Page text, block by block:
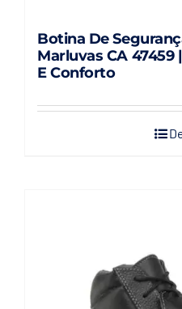
Botina De
Marluvas CA
E Conforto